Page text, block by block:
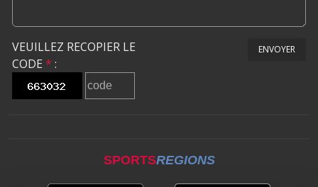
VEUILLEZ RECOPIER LE
CODE * :
ENVOYER
SPORTSREGIONS